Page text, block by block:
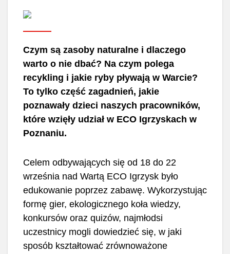
Czym są zasoby naturalne i dlaczego
warto o nie dbać? Na czym polega
recykling i jakie ryby pływają w Warcie?
To tylko część zagadnień, jakie
poznawały dzieci naszych pracowników,
które wzięły udział w ECO Igrzyskach w
Poznaniu.
Celem odbywających się od 18 do 22
września nad Wartą ECO Igrzysk było
edukowanie poprzez zabawę. Wykorzystując
formę gier, ekologicznego koła wiedzy,
konkursów oraz quizów, najmłodsi
uczestnicy mogli dowiedzieć się, w jaki
sposób kształtować zrównoważone